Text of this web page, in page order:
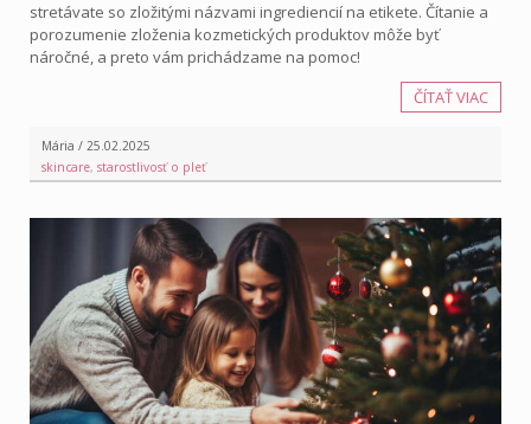
stretávate so zložitými názvami ingrediencií na etikete. Čítanie a
porozumenie zloženia kozmetických produktov môže byť
náročné, a preto vám prichádzame na pomoc!
ČÍTAŤ VIAC
Mária / 25.02.2025
skincare, starostlivosť o pleť